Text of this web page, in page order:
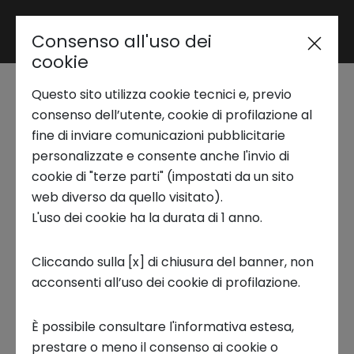
Area riservata
Trend Analysis
Applied Research
Startup Development
Business Transformation
Ecosystem enabling
Innovative materials for
decarbonization
Il report “Innovative Materials for
Support of the Net Zero” esplora il ruolo
cruciale dei materiali nella transizione verso la
neutralità climatica. Analizza come la
decarbonizzazione richieda non solo energie
Consenso all'uso dei
cookie
Questo sito utilizza cookie tecnici e, previo
consenso dell’utente, cookie di profilazione al
fine di inviare comunicazioni pubblicitarie
personalizzate e consente anche l'invio di
cookie di "terze parti" (impostati da un sito
web diverso da quello visitato).
L'uso dei cookie ha la durata di 1 anno.
Cliccando sulla [x] di chiusura del banner, non
acconsenti all’uso dei cookie di profilazione.
È possibile consultare l'informativa estesa,
prestare o meno il consenso ai cookie o